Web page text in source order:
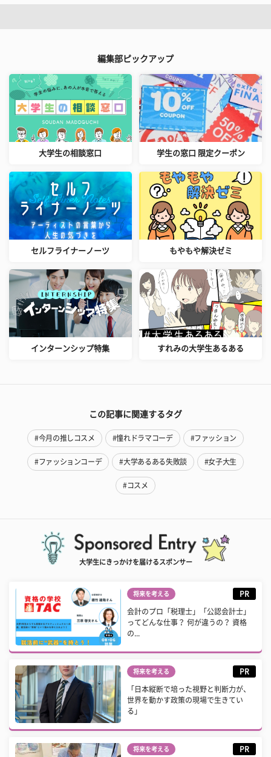
編集部ピックアップ
大学生の相談窓口 学生の窓口 限定クーポン
セルフライナーノーツ もやもや解決ゼミ
インターンシップ特集 すれみの大学生あるある
この記事に関連するタグ
#今月の推しコスメ #憧れドラマコーデ #ファッション
#ファッションコーデ #大学あるある失敗談 #女子大生
#コスメ
大学生にきっかけを届けるスポンサー
将来を考える PR
会計のプロ「税理士」「公認会計士」
ってどんな仕事？ 何が違うの？ 資格
の...
将来を考える PR
「日本縦断で培った視野と判断力が、
世界を動かす政策の現場で生きてい
る」
将来を考える PR